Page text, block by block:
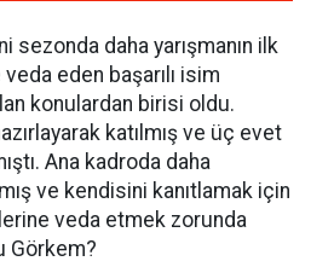
daha yarışmanın ilk
eden başarılı isim
konulardan birisi oldu.
katılmış ve üç evet
Ana kadroda daha
ve kendisini kanıtlamak için
veda etmek zorunda
Görkem?